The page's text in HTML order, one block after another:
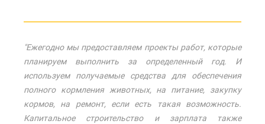
"Ежегодно мы предоставляем проекты работ, которые
планируем выполнить за определенный год. И
используем получаемые средства для обеспечения
полного кормления животных, на питание, закупку
кормов, на ремонт, если есть такая возможность.
Капитальное строительство и зарплата также